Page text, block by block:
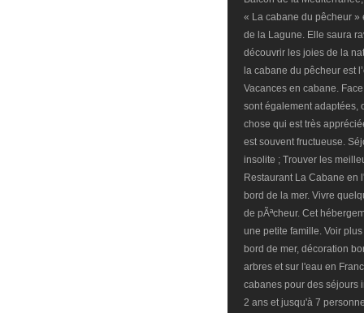
« La cabane du pêcheur »
de la Lagune. Elle saura
découvrir les joies de la
la cabane du pêcheur est
Vacances en cabane.
sont également adaptées,
chose qui est très
est souvent fructueuse.
insolite ; Trouver les
Restaurant La Cabane en
bord de la mer. Vivre
de pÃªcheur. Cet
une petite famille. Voir
bord de mer, décoration
arbres et sur l'eau en
cabanes pour des séjours
2 ans et jusqu'à 7